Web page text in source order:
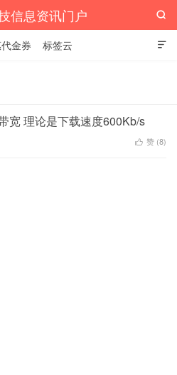
信息资讯门户

金券 标签云

宽 理论是下载速度600Kb/s
 赞 (8)